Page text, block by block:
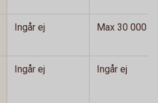
Ingår ej Max 30 000 kr
Ingår ej Ingår ej